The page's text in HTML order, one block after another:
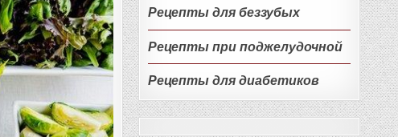
Рецепты для беззубых
Рецепты при поджелудочной
Рецепты для диабетиков